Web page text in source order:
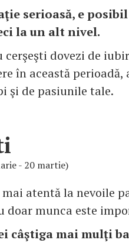
serioasă, e
la un alt nivel.
cerşeşti dovezi de
în această
şi de pasiunile tale.
- 20 martie)
atentă la nevoile
doar munca este
câştiga mai mulţi